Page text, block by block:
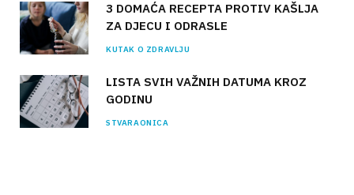
3 DOMAĆA RECEPTA PROTIV KAŠLJA
ZA DJECU I ODRASLE
KUTAK O ZDRAVLJU
LISTA SVIH VAŽNIH DATUMA KROZ
GODINU
STVARAONICA